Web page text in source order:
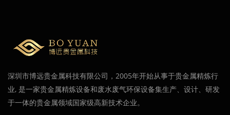
深圳市博远贵金属科技有限公司，2005年开始从事于贵金属精炼行
业, 是一家贵金属精炼设备和废水废气环保设备集生产、设计、研发
于一体的贵金属领域国家级高新技术企业。